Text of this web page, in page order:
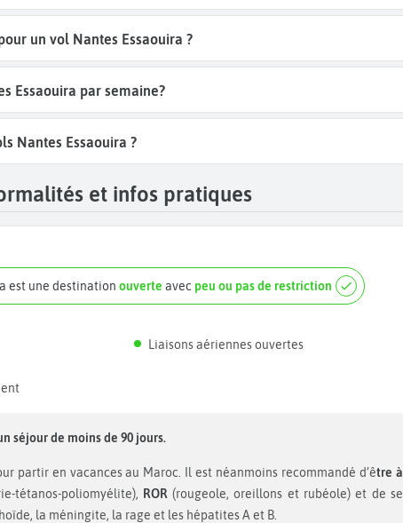
un vol Nantes Essaouira ?
Essaouira par semaine?
Nantes Essaouira ?
et infos pratiques
est une destination ouverte avec peu ou pas de restriction
Liaisons aériennes ouvertes
séjour de moins de 90 jours.
partir en vacances au Maroc. Il est néanmoins recommandé d’être à
tétanos-poliomyélite), ROR (rougeole, oreillons et rubéole) et de se
la méningite, la rage et les hépatites A et B.